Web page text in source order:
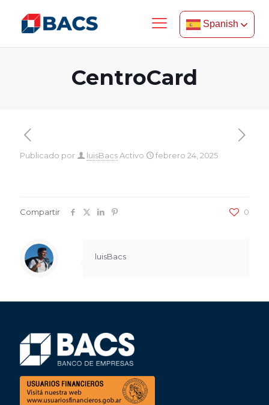
Spanish
CentroCard
Publicado por luisBacsActivo febrero 24, 2025
Compartir 0
luisBacs